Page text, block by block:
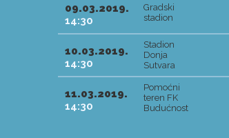
09.03.2019.
14:30
Gradski
stadion
10.03.2019.
14:30
Stadion
Donja
Sutvara
11.03.2019.
14:30
Pomoćni
teren FK
Budućnost